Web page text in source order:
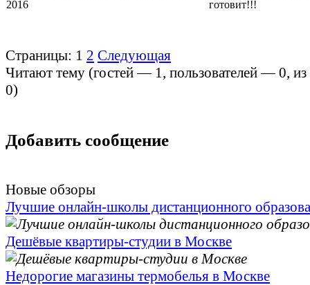
2016
готовит!!!
Страницы: 1 2 Следующая
Читают тему (гостей — 1, пользователей —0,
0)
Добавить сообщение
Новые обзоры
Лучшие онлайн-школы дистанционного
Дешёвые квартиры-студии в Москве
Недорогие магазины термобелья в Москве